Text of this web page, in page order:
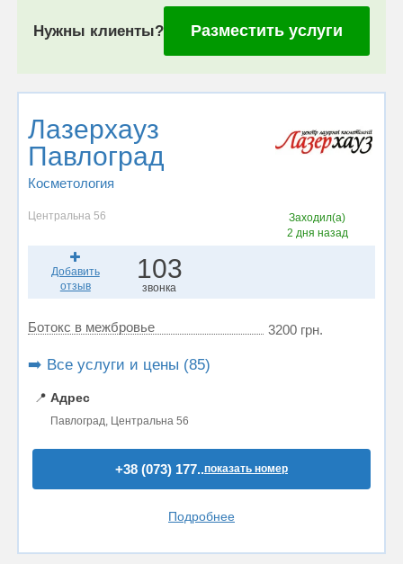
Нужны клиенты? Разместить услуги
Лазерхауз
Павлоград
Косметология
Центральна 56
Заходил(а)
2 дня назад
Добавить
отзыв
103
звонка
Ботокс в межбровье 3200 грн.
➡️ Все услуги и цены (85)
📍 Адрес
Павлоград, Центральна 56
+38 (073) 177..показать номер
Подробнее